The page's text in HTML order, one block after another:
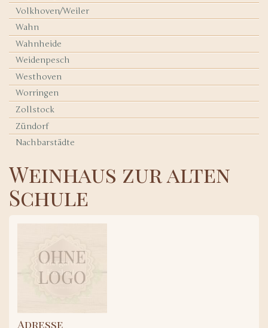
Volkhoven/Weiler
Wahn
Wahnheide
Weidenpesch
Westhoven
Worringen
Zollstock
Zündorf
Nachbarstädte
Weinhaus zur alten
Schule
Adresse